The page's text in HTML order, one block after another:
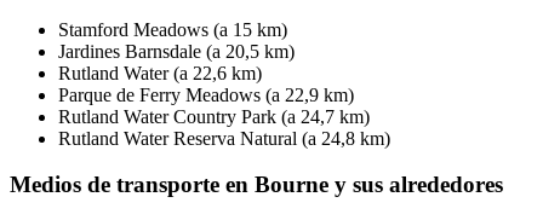
Stamford Meadows (a 15 km)
Jardines Barnsdale (a 20,5 km)
Rutland Water (a 22,6 km)
Parque de Ferry Meadows (a 22,9 km)
Rutland Water Country Park (a 24,7 km)
Rutland Water Reserva Natural (a 24,8 km)
Medios de transporte en Bourne y sus alrededores